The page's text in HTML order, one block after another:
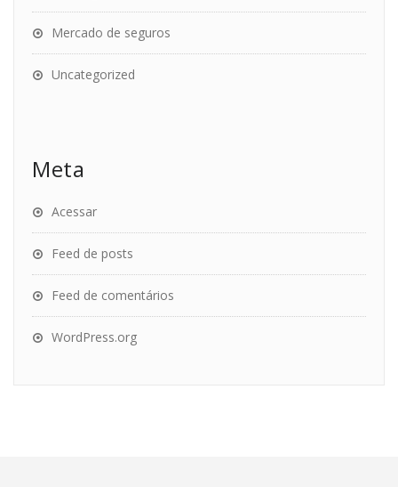
Mercado de seguros
Uncategorized
Meta
Acessar
Feed de posts
Feed de comentários
WordPress.org